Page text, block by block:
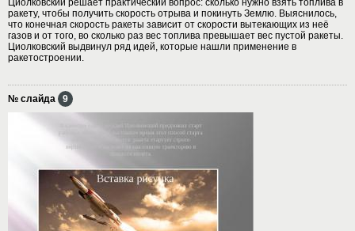
ракету, чтобы получить скорость отрыва и покинуть Землю. Выяснилось,
что конечная скорость ракеты зависит от скорости вытекающих из неё
газов и от того, во сколько раз вес топлива превышает вес пустой ракеты.
Циолковский выдвинул ряд идей, которые нашли применение в
ракетостроении.
№ слайда 9